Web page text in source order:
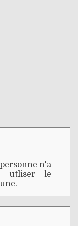
n'a
utliser le